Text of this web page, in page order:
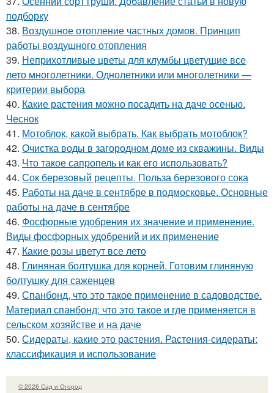
подборку
38. Воздушное отопление частных домов. Принцип
работы воздушного отопления
39. Неприхотливые цветы для клумбы цветущие все
лето многолетники. Однолетники или многолетники —
критерии выбора
40. Какие растения можно посадить на даче осенью.
Чеснок
41. Мотоблок, какой выбрать. Как выбрать мотоблок?
42. Очистка воды в загородном доме из скважины. Виды
43. Что такое сапропель и как его использовать?
44. Сок березовый рецепты. Польза березового сока
45. Работы на даче в сентябре в подмосковье. Основные
работы на даче в сентябре
46. Фосфорные удобрения их значение и применение.
Виды фосфорных удобрений и их применение
47. Какие розы цветут все лето
48. Глиняная болтушка для корней. Готовим глиняную
болтушку для саженцев
49. Спанбонд, что это такое применение в садоводстве.
Материал спанбонд: что это такое и где применяется в
сельском хозяйстве и на даче
50. Сидераты, какие это растения. Растения-сидераты:
классификация и использование
© 2026 Сад и Огород